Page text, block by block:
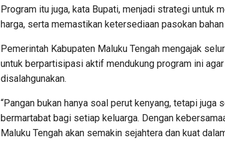
Program itu juga, kata Bupati, menjadi strategi untuk
harga, serta memastikan ketersediaan pasokan
Pemerintah Kabupaten Maluku Tengah mengajak
untuk berpartisipasi aktif mendukung program ini
disalahgunakan.
“Pangan bukan hanya soal perut kenyang, tetapi juga
bermartabat bagi setiap keluarga. Dengan
Maluku Tengah akan semakin sejahtera dan kuat